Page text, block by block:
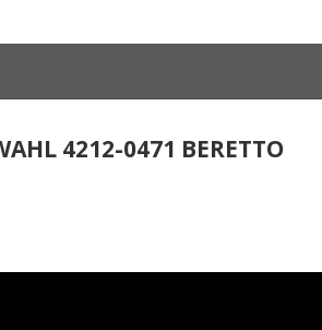
4212-0471 BERETTO